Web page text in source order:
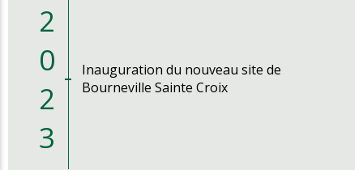
2
0
2
3
Inauguration du nouveau site de
Bourneville Sainte Croix